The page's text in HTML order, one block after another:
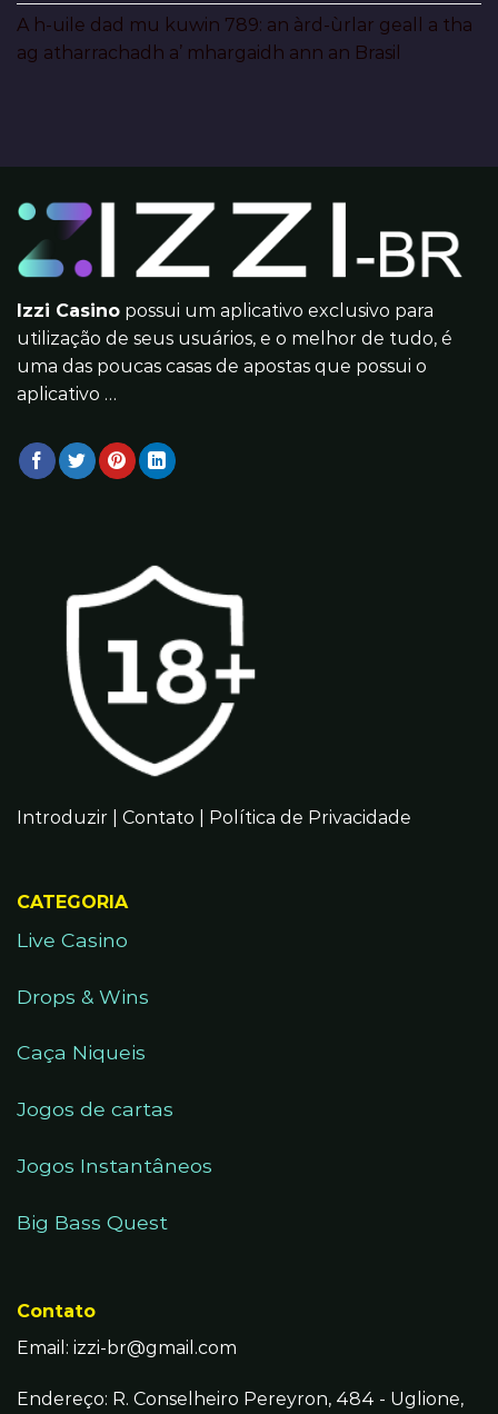
A h-uile dad mu kuwin 789: an àrd-ùrlar geall a tha
ag atharrachadh a’ mhargaidh ann an Brasil
Izzi Casino possui um aplicativo exclusivo para
utilização de seus usuários, e o melhor de tudo, é
uma das poucas casas de apostas que possui o
aplicativo …
Introduzir Contato Política de Privacidade
CATEGORIA
Live Casino
Drops & Wins
Caça Niqueis
Jogos de cartas
Jogos Instantâneos
Big Bass Quest
Contato
Email: izzi-br@gmail.com
Endereço: R. Conselheiro Pereyron, 484 - Uglione,